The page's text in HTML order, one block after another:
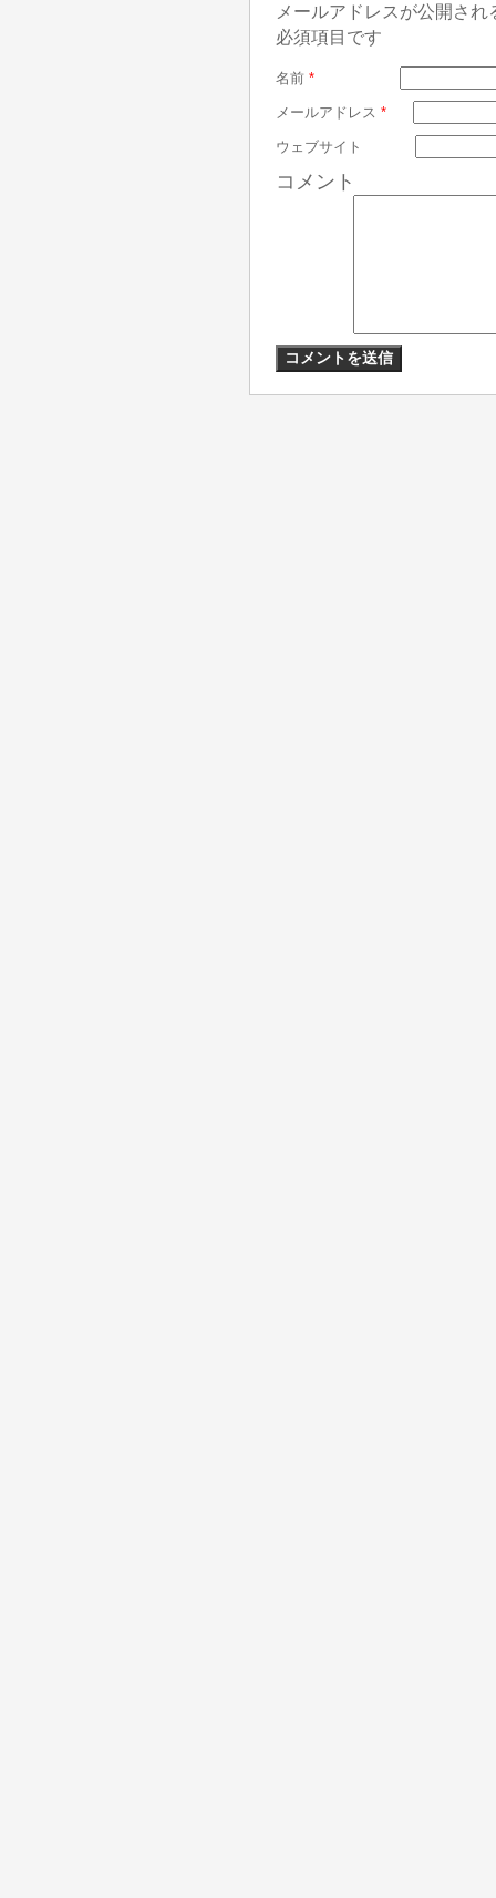
メールアドレスが公開さ
必須項目です
名前 *
メールアドレス *
ウェブサイト
コメント